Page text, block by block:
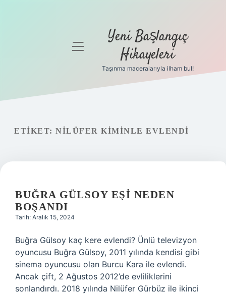
Gizlilik
Yasal Uyarı
Hakkımızda
menüyü
Yeni Başlangıç
Hikayeleri
Taşınma maceralarıyla ilham bul!
ETIKET: NILÜFER KIMINLE EVLENDI
BUĞRA GÜLSOY EŞI NEDEN
BOŞANDI
Tarih: Aralık 15, 2024
Buğra Gülsoy kaç kere evlendi? Ünlü televizyon
oyuncusu Buğra Gülsoy, 2011 yılında kendisi gibi
sinema oyuncusu olan Burcu Kara ile evlendi.
Ancak çift, 2 Ağustos 2012’de evliliklerini
sonlandırdı. 2018 yılında Nilüfer Gürbüz ile ikinci